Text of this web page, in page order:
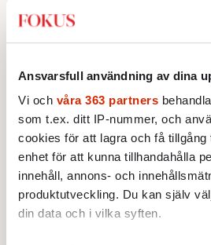
Ansvarsfull användning av dina
Vi och våra 363 partners
som t.ex. ditt IP-nummer, och
cookies för att lagra och få tillgång
enhet för att kunna tillhandahålla
innehåll, annons- och
produktutveckling. Du kan själv
din data och i vilka syften.
Museerna
staten
Statens
överskott –
museer
Av: Lars
KOMMENTAR
Ska
Kungliga
Kungliga